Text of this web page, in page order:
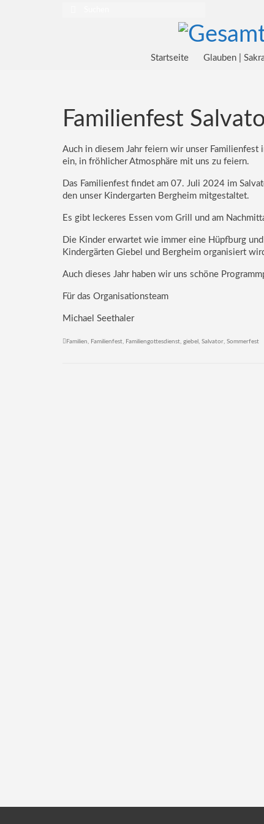
Startseite Glauben |
Familienfest
Auch in diesem Jahr feiern wir unser Familienfest
ein, in fröhlicher Atmosphäre mit uns zu feiern.
Das Familienfest findet am 07. Juli 2024 im
den unser Kindergarten Bergheim mitgestaltet.
Es gibt leckeres Essen vom Grill und am
Die Kinder erwartet wie immer eine Hüpfburg
Kindergärten Giebel und Bergheim organisiert
Auch dieses Jahr haben wir uns schöne
Für das Organisationsteam
Michael Seethaler
Familien, Familienfest, Familiengottesdienst, giebel , Salvator, Sommerfest